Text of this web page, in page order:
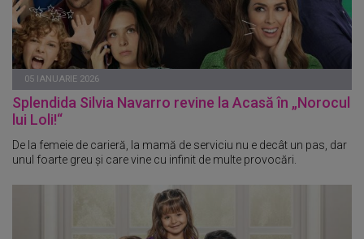
05 IANUARIE 2026
Splendida Silvia Navarro revine la Acasă în „Norocul
lui Loli!“
De la femeie de carieră, la mamă de serviciu nu e decât un pas, dar
unul foarte greu și care vine cu infinit de multe provocări.